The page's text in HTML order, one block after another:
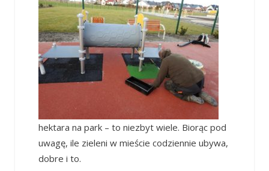
hektara na park – to niezbyt wiele. Biorąc pod
uwagę, ile zieleni w mieście codziennie ubywa,
dobre i to.